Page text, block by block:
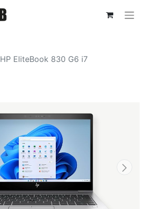
HP EliteBook 830 G6 i7